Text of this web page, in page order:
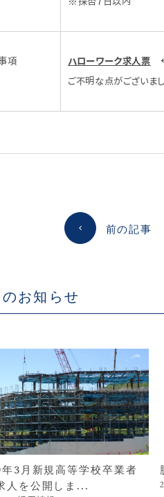
項 ハローワーク求人票 ←
ご不明な点がございま
前の記事
お知らせ
3月新規高等学校卒業者
人を公開しま...